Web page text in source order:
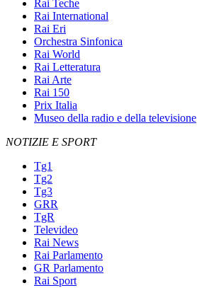
Rai Teche
Rai International
Rai Eri
Orchestra Sinfonica
Rai World
Rai Letteratura
Rai Arte
Rai 150
Prix Italia
Museo della radio e della televisione
NOTIZIE E SPORT
Tg1
Tg2
Tg3
GRR
TgR
Televideo
Rai News
Rai Parlamento
GR Parlamento
Rai Sport